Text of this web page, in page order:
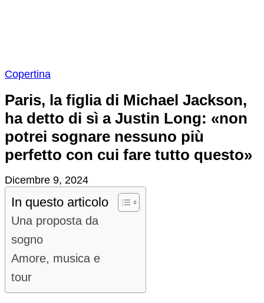
Copertina
Paris, la figlia di Michael Jackson,
ha detto di sì a Justin Long: «non
potrei sognare nessuno più
perfetto con cui fare tutto questo»
Dicembre 9, 2024
In questo articolo
Una proposta da
sogno
Amore, musica e
tour